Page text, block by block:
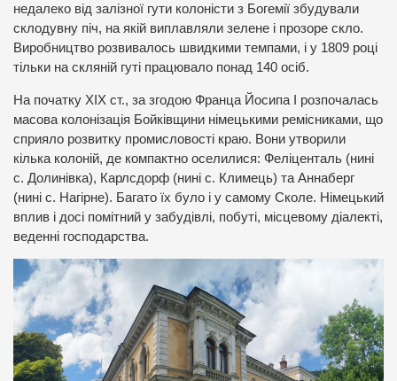
недалеко від залізної гути колоністи з Богемії збудували
склодувну піч, на якій виплавляли зелене і прозоре скло.
Виробництво розвивалось швидкими темпами, і у 1809 році
тільки на скляній гуті працювало понад 140 осіб.
На початку XIX ст., за згодою Франца Йосипа I розпочалась
масова колонізація Бойківщини німецькими ремісниками, що
сприяло розвитку промисловості краю. Вони утворили
кілька колоній, де компактно оселилися: Феліценталь (нині
с. Долинівка), Карлсдорф (нині с. Климець) та Аннаберг
(нині с. Нагірне). Багато їх було і у самому Сколе. Німецький
вплив і досі помітний у забудівлі, побуті, місцевому діалекті,
веденні господарства.